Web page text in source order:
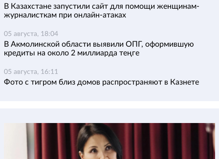
В Казахстане запустили сайт для помощи женщинам-
журналисткам при онлайн-атаках
05 августа, 18:04
В Акмолинской области выявили ОПГ, оформившую
кредиты на около 2 миллиарда теңге
05 августа, 16:11
Фото с тигром близ домов распространяют в Казнете